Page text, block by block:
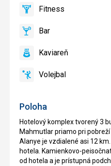
Poloha
Hotelový komplex tvorený 3
Mahmutlar priamo pri
Alanye je vzdialené asi 12
hotela. Kamienkovo-
od hotela a je prístupná
bazéne
Lehátka
a
slnečníky
na
zadarmo
Detské
Detský
FitnessFitness
áno
Bar Bar
áno
KaviareňKaviareň
áno
VolejbalVolejbal
áno